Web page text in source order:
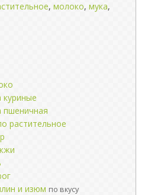
, молоко, мука,
куриные
пшеничная
растительное
и изюм по вкусу